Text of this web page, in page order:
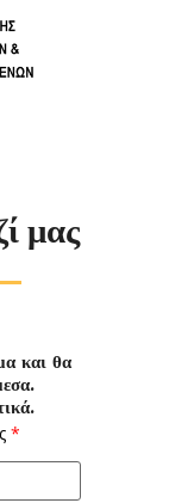
μας
και θα
*